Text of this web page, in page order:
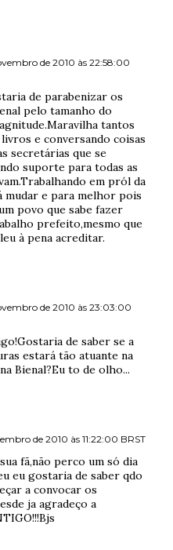
de 2010 às 22:58:00
de parabenizar os
pelo tamanho do
tantos
e conversando coisas
secretárias que se
suporte para todas as
em pról da
mudar e para melhor pois
povo que sabe fazer
prefeito,mesmo que
à pena acreditar.
de 2010 às 23:03:00
de saber se a
estará tão atuante na
Bienal?Eu to de olho...
de 2010 às 11:22:00 BRST
fã,não perco um só dia
eu gostaria de saber qdo
a convocar os
ja agradeço a